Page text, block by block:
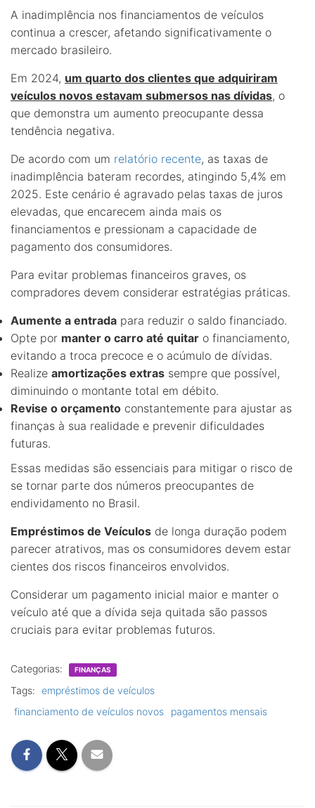
A inadimplência nos financiamentos de veículos
continua a crescer, afetando significativamente o
mercado brasileiro.
Em 2024, um quarto dos clientes que adquiriram
veículos novos estavam submersos nas dívidas, o
que demonstra um aumento preocupante dessa
tendência negativa.
De acordo com um relatório recente, as taxas de
inadimplência bateram recordes, atingindo 5,4% em
2025. Este cenário é agravado pelas taxas de juros
elevadas, que encarecem ainda mais os
financiamentos e pressionam a capacidade de
pagamento dos consumidores.
Para evitar problemas financeiros graves, os
compradores devem considerar estratégias práticas.
Aumente a entrada para reduzir o saldo financiado.
Opte por manter o carro até quitar o financiamento,
evitando a troca precoce e o acúmulo de dívidas.
Realize amortizações extras sempre que possível,
diminuindo o montante total em débito.
Revise o orçamento constantemente para ajustar as
finanças à sua realidade e prevenir dificuldades
futuras.
Essas medidas são essenciais para mitigar o risco de
se tornar parte dos números preocupantes de
endividamento no Brasil.
Empréstimos de Veículos de longa duração podem
parecer atrativos, mas os consumidores devem estar
cientes dos riscos financeiros envolvidos.
Considerar um pagamento inicial maior e manter o
veículo até que a dívida seja quitada são passos
cruciais para evitar problemas futuros.
Categorias: FINANÇAS
Tags: empréstimos de veículos
financiamento de veículos novos
pagamentos mensais